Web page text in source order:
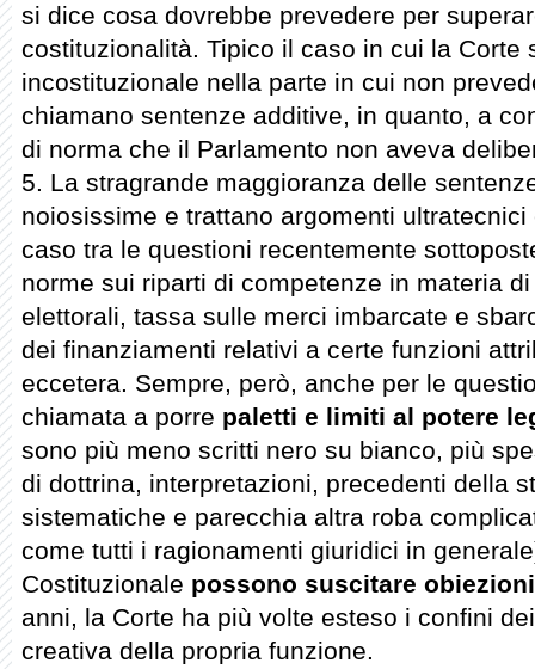
si dice cosa dovrebbe prevedere per
costituzionalità. Tipico il caso in cui la Corte
incostituzionale nella parte in cui non
chiamano sentenze additive, in quanto, a
di norma che il Parlamento non aveva
5. La stragrande maggioranza delle
noiosissime e trattano argomenti
caso tra le questioni recentemente
norme sui riparti di competenze in materia
elettorali, tassa sulle merci imbarcate e
dei finanziamenti relativi a certe funzioni
eccetera. Sempre, però, anche per le
chiamata a porre paletti e limiti al potere
sono più meno scritti nero su bianco, più
di dottrina, interpretazioni, precedenti della
sistematiche e parecchia altra roba
come tutti i ragionamenti giuridici in
Costituzionale possono suscitare obiezioni
anni, la Corte ha più volte esteso i confini
creativa della propria funzione.